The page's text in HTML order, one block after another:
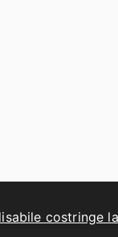
costringe